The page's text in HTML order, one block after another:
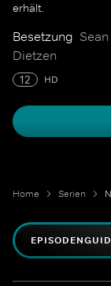
erhält.
Besetzung
Dietzen
12 HD
Home Serien